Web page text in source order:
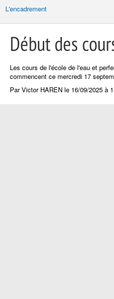
L'encadrement
Début des
Les cours de l'école de l'eau et
commencent ce mercredi 17
Par Victor HAREN le 16/09/2025 à